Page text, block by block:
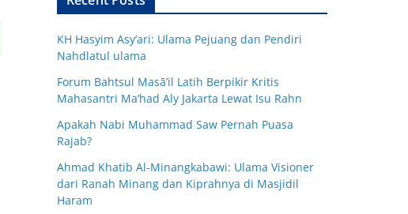
KH Hasyim Asy’ari: Ulama Pejuang dan Pendiri
Nahdlatul ulama
Forum Bahtsul Masā’il Latih Berpikir Kritis
Mahasantri Ma’had Aly Jakarta Lewat Isu Rahn
Apakah Nabi Muhammad Saw Pernah Puasa
Rajab?
Ahmad Khatib Al-Minangkabawi: Ulama Visioner
dari Ranah Minang dan Kiprahnya di Masjidil
Haram